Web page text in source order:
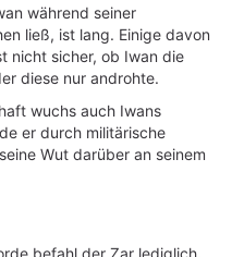
während seiner
ließ, ist lang. Einige davon
nicht sicher, ob Iwan die
diese nur androhte.
wuchs auch Iwans
er durch militärische
Wut darüber an seinem
befahl der Zar lediglich.